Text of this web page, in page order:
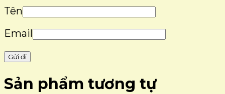
Tên
Email
Sản phẩm tương tự